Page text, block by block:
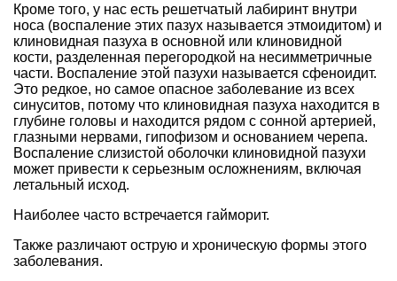
Кроме того, у нас есть решетчатый лабиринт внутри
носа (воспаление этих пазух называется этмоидитом) и
клиновидная пазуха в основной или клиновидной
кости, разделенная перегородкой на несимметричные
части. Воспаление этой пазухи называется сфеноидит.
Это редкое, но самое опасное заболевание из всех
синуситов, потому что клиновидная пазуха находится в
глубине головы и находится рядом с сонной артерией,
глазными нервами, гипофизом и основанием черепа.
Воспаление слизистой оболочки клиновидной пазухи
может привести к серьезным осложнениям, включая
летальный исход.
Наиболее часто встречается гайморит.
Также различают острую и хроническую формы этого
заболевания.